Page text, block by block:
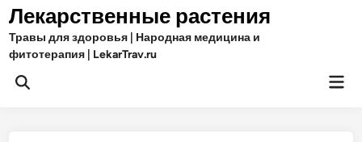
Перейти
содержимому
Лекарственные растения
Травы для здоровья | Народная медицина и
фитотерапия | LekarTrav.ru
Открыть